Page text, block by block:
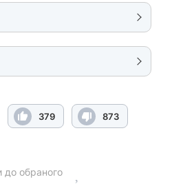
379 873
до обраного